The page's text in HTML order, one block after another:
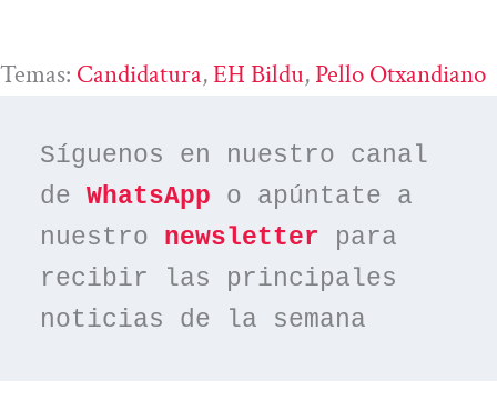
Temas: Candidatura, EH Bildu, Pello Otxandiano
Síguenos en nuestro canal
de WhatsApp o apúntate a
nuestro newsletter para
recibir las principales
noticias de la semana